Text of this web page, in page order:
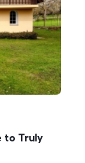
to Truly